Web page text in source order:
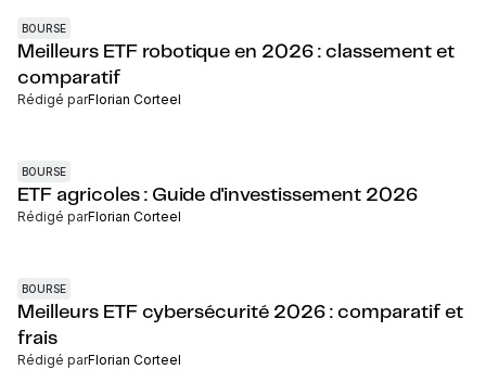
BOURSE
Meilleurs ETF robotique en 2026 : classement et
comparatif
Rédigé parFlorian Corteel
BOURSE
ETF agricoles : Guide d'investissement 2026
Rédigé parFlorian Corteel
BOURSE
Meilleurs ETF cybersécurité 2026 : comparatif et
frais
Rédigé parFlorian Corteel